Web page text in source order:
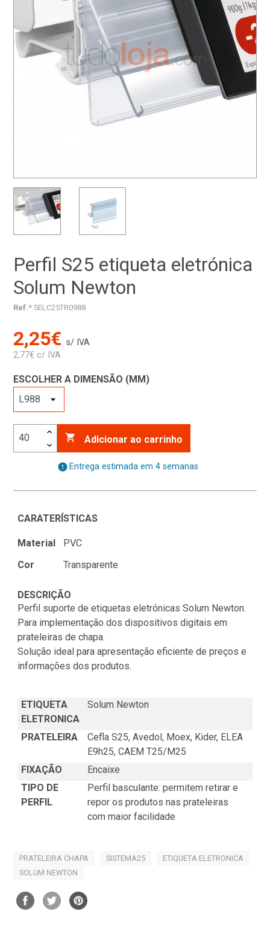
Perfil S25 etiqueta eletrónica
Solum Newton
Ref.ª SELC25TR0988
2,25€ s/ IVA
2,77€ c/ IVA
ESCOLHER A DIMENSÃO (MM)
 Adicionar ao carrinho
error Entrega estimada em 4 semanas
CARATERÍSTICAS
Material
PVC
Cor
Transparente
DESCRIÇÃO
Perfil suporte de etiquetas eletrónicas Solum Newton.
Para implementação dos dispositivos digitais em
prateleiras de chapa.
Solução ideal para apresentação eficiente de preços e
informações dos produtos.
ETIQUETA
ELETRONICA
Solum Newton
PRATELEIRA
Cefla S25, Avedol, Moex, Kider, ELEA
E9h25, CAEM T25/M25
FIXAÇÃO
Encaixe
TIPO DE
PERFIL
Perfil basculante: permitem retirar e
repor os produtos nas prateleiras
com maior facilidade
PRATELEIRA CHAPA SISTEMA25
ETIQUETA ELETRONICA
SOLUM NEWTON